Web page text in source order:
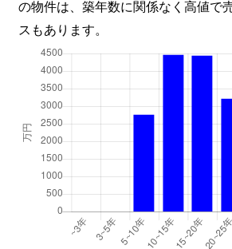
の物件は、築年数に関係なく高値で
スもあります。